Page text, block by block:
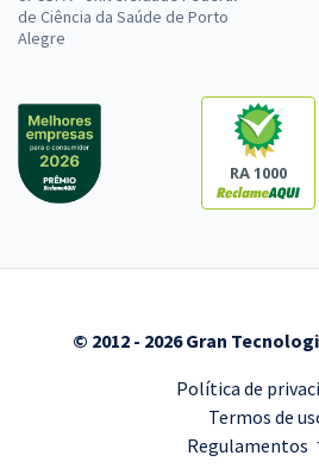
de Ciência da Saúde de Porto
Alegre
RA 1000
© 2012 - 2026 Gran
Política de
Termos de
Regulamentos